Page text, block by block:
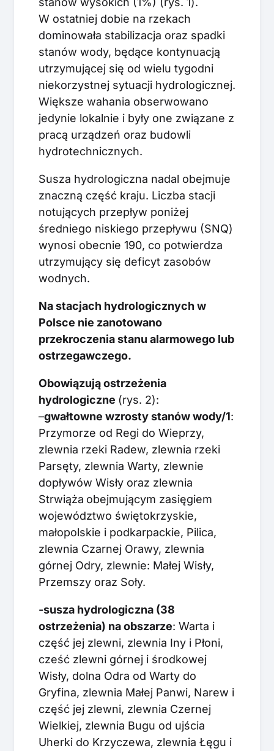
W ostatniej dobie na rzekach
dominowała stabilizacja oraz spadki
stanów wody, będące kontynuacją
utrzymującej się od wielu tygodni
niekorzystnej sytuacji hydrologicznej.
Większe wahania obserwowano
jedynie lokalnie i były one związane z
pracą urządzeń oraz budowli
hydrotechnicznych.
Susza hydrologiczna nadal obejmuje
znaczną część kraju. Liczba stacji
notujących przepływ poniżej
średniego niskiego przepływu (SNQ)
wynosi obecnie 190, co potwierdza
utrzymujący się deficyt zasobów
wodnych.
Na stacjach hydrologicznych w
Polsce nie zanotowano
przekroczenia stanu alarmowego lub
ostrzegawczego.
Obowiązują ostrzeżenia
hydrologiczne (rys. 2):
–gwałtowne wzrosty stanów wody/1:
Przymorze od Regi do Wieprzy,
zlewnia rzeki Radew, zlewnia rzeki
Parsęty, zlewnia Warty, zlewnie
dopływów Wisły oraz zlewnia
Strwiąża obejmującym zasięgiem
województwo świętokrzyskie,
małopolskie i podkarpackie, Pilica,
zlewnia Czarnej Orawy, zlewnia
górnej Odry, zlewnie: Małej Wisły,
Przemszy oraz Soły.
-susza hydrologiczna (38
ostrzeżenia) na obszarze: Warta i
część jej zlewni, zlewnia Iny i Płoni,
cześć zlewni górnej i środkowej
Wisły, dolna Odra od Warty do
Gryfina, zlewnia Małej Panwi, Narew i
część jej zlewni, zlewnia Czernej
Wielkiej, zlewnia Bugu od ujścia
Uherki do Krzyczewa, zlewnia Łęgu i